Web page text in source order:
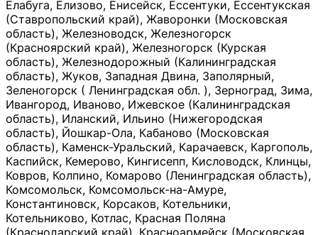
Елабуга, Елизово, Енисейск, Ессентуки, Ессентукская
(Ставропольский край), Жаворонки (Московская
область), Железноводск, Железногорск
(Красноярский край), Железногорск (Курская
область), Железнодорожный (Калининградская
область), Жуков, Западная Двина, Заполярный,
Зеленогорск ( Ленинградская обл. ), Зерноград, Зима,
Ивангород, Иваново, Ижевское (Калининградская
область), Иланский, Ильино (Нижегородская
область), Йошкар-Ола, Кабаново (Московская
область), Каменск-Уральский, Карачаевск, Каргополь,
Каспийск, Кемерово, Кингисепп, Кисловодск, Клинцы,
Ковров, Колпино, Комарово (Ленинградская область),
Комсомольск, Комсомольск-на-Амуре,
Константиновск, Корсаков, Котельники,
Котельниково, Котлас, Красная Поляна
(Краснодарский край), Красноармейск (Московская